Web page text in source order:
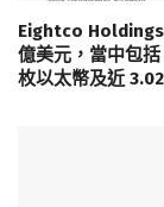
Eightco Holdings
億美元，當中包
枚以太幣及近